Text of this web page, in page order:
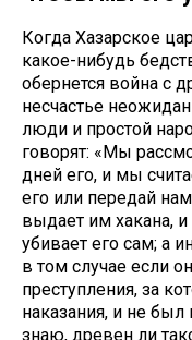
Когда Хазарское
какое-нибудь
обернется война с
несчастье
люди и простой
говорят: «Мы
дней его, и мы
его или передай
выдает им хакана,
убивает его сам; а
в том случае если
преступления, за
наказания, и не
знаю, древен ли